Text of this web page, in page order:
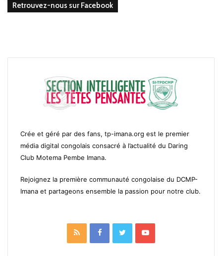
Retrouvez-nous sur Facebook
Crée et géré par des fans, tp-imana.org est le premier
média digital congolais consacré à l’actualité du Daring
Club Motema Pembe Imana.
Rejoignez la première communauté congolaise du DCMP-
Imana et partageons ensemble la passion pour notre club.
RSS FacebookTwitterYouTube